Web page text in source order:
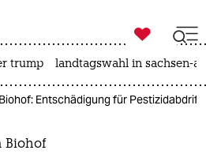
zahl ich
ich

taz zahl ich
trump landtagswahl in sachsen-
Entschädigung für Pestizidabdrift
Biohof